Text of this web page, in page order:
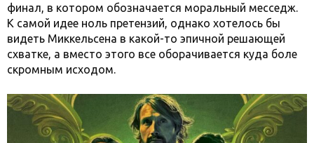
финал, в котором обозначается моральный месседж.
К самой идее ноль претензий, однако хотелось бы
видеть Миккельсена в какой-то эпичной решающей
схватке, а вместо этого все оборачивается куда боле
скромным исходом.